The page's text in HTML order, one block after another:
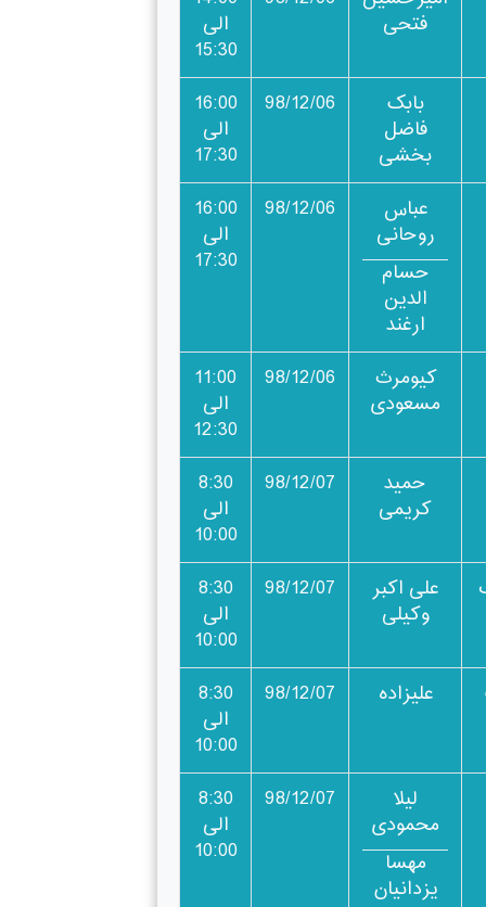
فتحی
الی
15:30
بابک
فاضل
بخشی
98/12/06
16:00
الی
17:30
عباس
روحانی
حسام
الدین
ارغند
98/12/06
16:00
الی
17:30
کیومرث
مسعودی
98/12/06
11:00
الی
12:30
حمید
کریمی
98/12/07
8:30
الی
10:00
علی اکبر
وکیلی
98/12/07
8:30
الی
10:00
علیزاده 98/12/07
8:30
الی
10:00
لیلا
محمودی
مهسا
یزدانیان
98/12/07
8:30
الی
10:00